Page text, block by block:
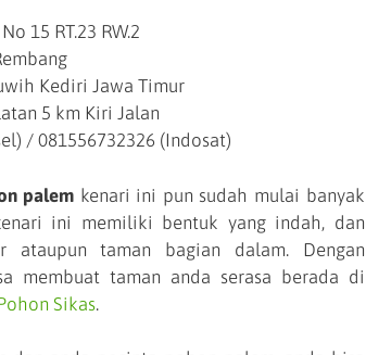
15 RT.23 RW.2
Kediri Jawa Timur
5 km Kiri Jalan
/ 081556732326 (Indosat)
palem kenari ini pun sudah mulai banyak
ini memiliki bentuk yang indah, dan
taman bagian dalam. Dengan
membuat taman anda serasa berada di
Sikas.